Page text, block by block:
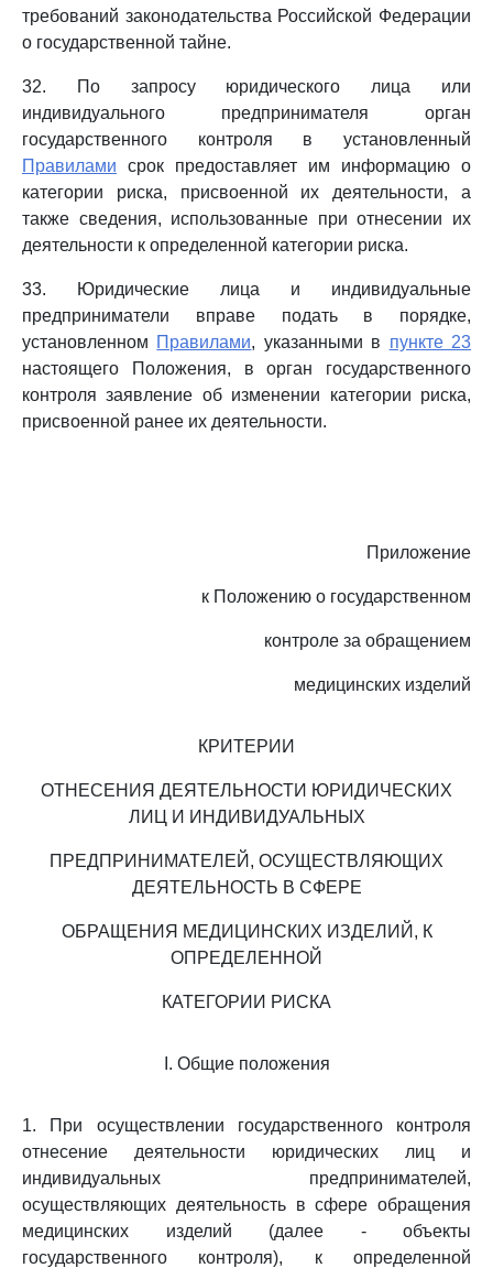
требований законодательства Российской Федерации
о государственной тайне.
32. По запросу юридического лица или
индивидуального предпринимателя орган
государственного контроля в установленный
Правилами срок предоставляет им информацию о
категории риска, присвоенной их деятельности, а
также сведения, использованные при отнесении их
деятельности к определенной категории риска.
33. Юридические лица и индивидуальные
предприниматели вправе подать в порядке,
установленном Правилами, указанными в пункте 23
настоящего Положения, в орган государственного
контроля заявление об изменении категории риска,
присвоенной ранее их деятельности.
Приложение
к Положению о государственном
контроле за обращением
медицинских изделий
КРИТЕРИИ
ОТНЕСЕНИЯ ДЕЯТЕЛЬНОСТИ ЮРИДИЧЕСКИХ
ЛИЦ И ИНДИВИДУАЛЬНЫХ
ПРЕДПРИНИМАТЕЛЕЙ, ОСУЩЕСТВЛЯЮЩИХ
ДЕЯТЕЛЬНОСТЬ В СФЕРЕ
ОБРАЩЕНИЯ МЕДИЦИНСКИХ ИЗДЕЛИЙ, К
ОПРЕДЕЛЕННОЙ
КАТЕГОРИИ РИСКА
I. Общие положения
1. При осуществлении государственного контроля
отнесение деятельности юридических лиц и
индивидуальных предпринимателей,
осуществляющих деятельность в сфере обращения
медицинских изделий (далее - объекты
государственного контроля), к определенной